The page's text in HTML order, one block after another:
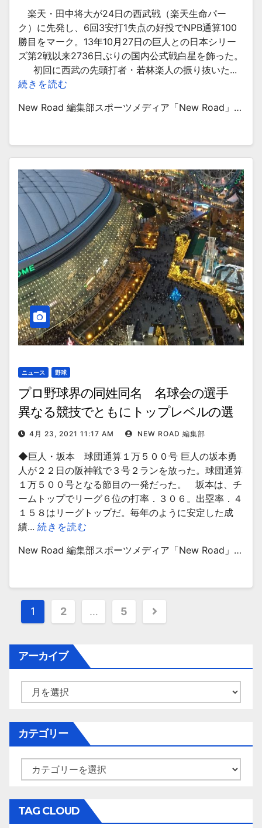
楽天・田中将大が24日の西武戦（楽天生命パー
ク）に先発し、6回3安打1失点の好投でNPB通算100
勝目をマーク。13年10月27日の巨人との日本シリー
ズ第2戦以来2736日ぶりの国内公式戦白星を飾った。
初回に西武の先頭打者・若林楽人の振り抜いた...
続きを読む
New Road 編集部スポーツメディア「New Road」…
ニュース 野球
プロ野球界の同姓同名 名球会の選手
異なる競技でともにトップレベルの選
手も4月 23, 2021 11:17 AM NEW ROAD 編集部
◆巨人・坂本 球団通算１万５００号 巨人の坂本勇
人が２２日の阪神戦で３号２ランを放った。球団通算
１万５００号となる節目の一発だった。 坂本は、チ
ームトップでリーグ６位の打率．３０６。出塁率．４
１５８はリーグトップだ。毎年のように安定した成
績... 続きを読む
New Road 編集部スポーツメディア「New Road」…
投
ナ
ビ
ゲ
ー
シ
ョ
ン
1 2 … 5
アーカイブ
ー
イ
ブ
カテゴリー
テ
リ
ー
TAG CLOUD